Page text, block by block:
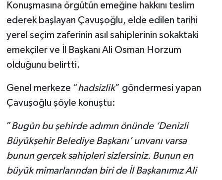
Konuşmasına örgütün emeğine hakkını teslim
ederek başlayan Çavuşoğlu, elde edilen tarihi
yerel seçim zaferinin asıl sahiplerinin sokaktaki
emekçiler ve İl Başkanı Ali Osman Horzum
olduğunu belirtti.
Genel merkeze “hadsizlik” göndermesi yapan
Çavuşoğlu şöyle konuştu:
”Bugün bu şehirde adımın önünde ‘Denizli
Büyükşehir Belediye Başkanı’ unvanı varsa
bunun gerçek sahipleri sizlersiniz. Bunun en
büyük mimarlarından biri de İl Başkanımız Ali